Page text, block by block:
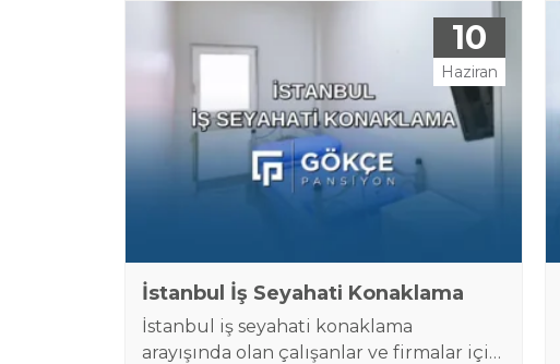
staj, proje, sınav, sağlık randevusu veya ev
arama süreci için gelen birçok kişi, kısa
ya da orta vadede kalacak yer ihtiyacı
yaşar. Bu süreçte otel fiyatlarının yüksek
olması veya ev kiralamanın…
10
Haziran
İstanbul İş Seyahati Konaklama
İstanbul iş seyahati konaklama
arayışında olan çalışanlar ve firmalar için